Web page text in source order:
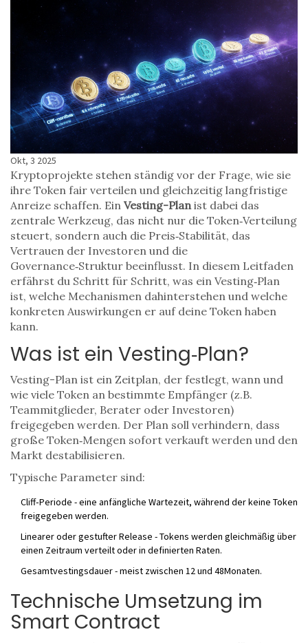
Okt, 3 2025
Kryptoprojekte stehen ständig vor der Frage, wie sie
ihre Token fair verteilen und gleichzeitig langfristige
Anreize schaffen. Ein Vesting-Planist dabei das
zentrale Werkzeug, das nicht nur die Token‑Verteilung
steuert, sondern auch die Preis‑Stabilität, das
Vertrauen der Investoren und die
Governance‑Struktur beeinflusst. In diesem Leitfaden
erfährst du Schritt für Schritt, was ein Vesting‑Plan
ist, welche Mechanismen dahinterstehen und welche
konkreten Auswirkungen er auf deine Token haben
kann.
Was ist ein Vesting‑Plan?
Vesting-Plan ist ein Zeitplan, der festlegt, wann und
wie viele Token an bestimmte Empfänger (z.B.
Teammitglieder, Berater oder Investoren)
freigegeben werden. Der Plan soll verhindern, dass
große Token‑Mengen sofort verkauft werden und den
Markt destabilisieren.
Typische Parameter sind:
Cliff‑Periode - eine anfängliche Wartezeit, während der keine Token
freigegeben werden.
Linearer oder gestufter Release - Tokens werden gleichmäßig über
einen Zeitraum verteilt oder in definierten Raten.
Gesamtvestingsdauer - meist zwischen 12 und 48Monaten.
Technische Umsetzung im
Smart Contract